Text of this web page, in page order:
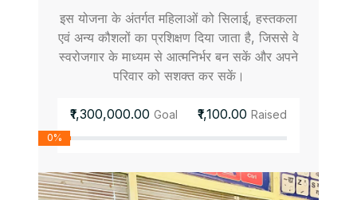
इस योजना के अंतर्गत महिलाओं को सिलाई, हस्तकला
एवं अन्य कौशलों का प्रशिक्षण दिया जाता है, जिससे वे
स्वरोजगार के माध्यम से आत्मनिर्भर बन सकें और अपने
परिवार को सशक्त कर सकें।
₹1,300,000.00 Goal ₹1,100.00 Raised
0%